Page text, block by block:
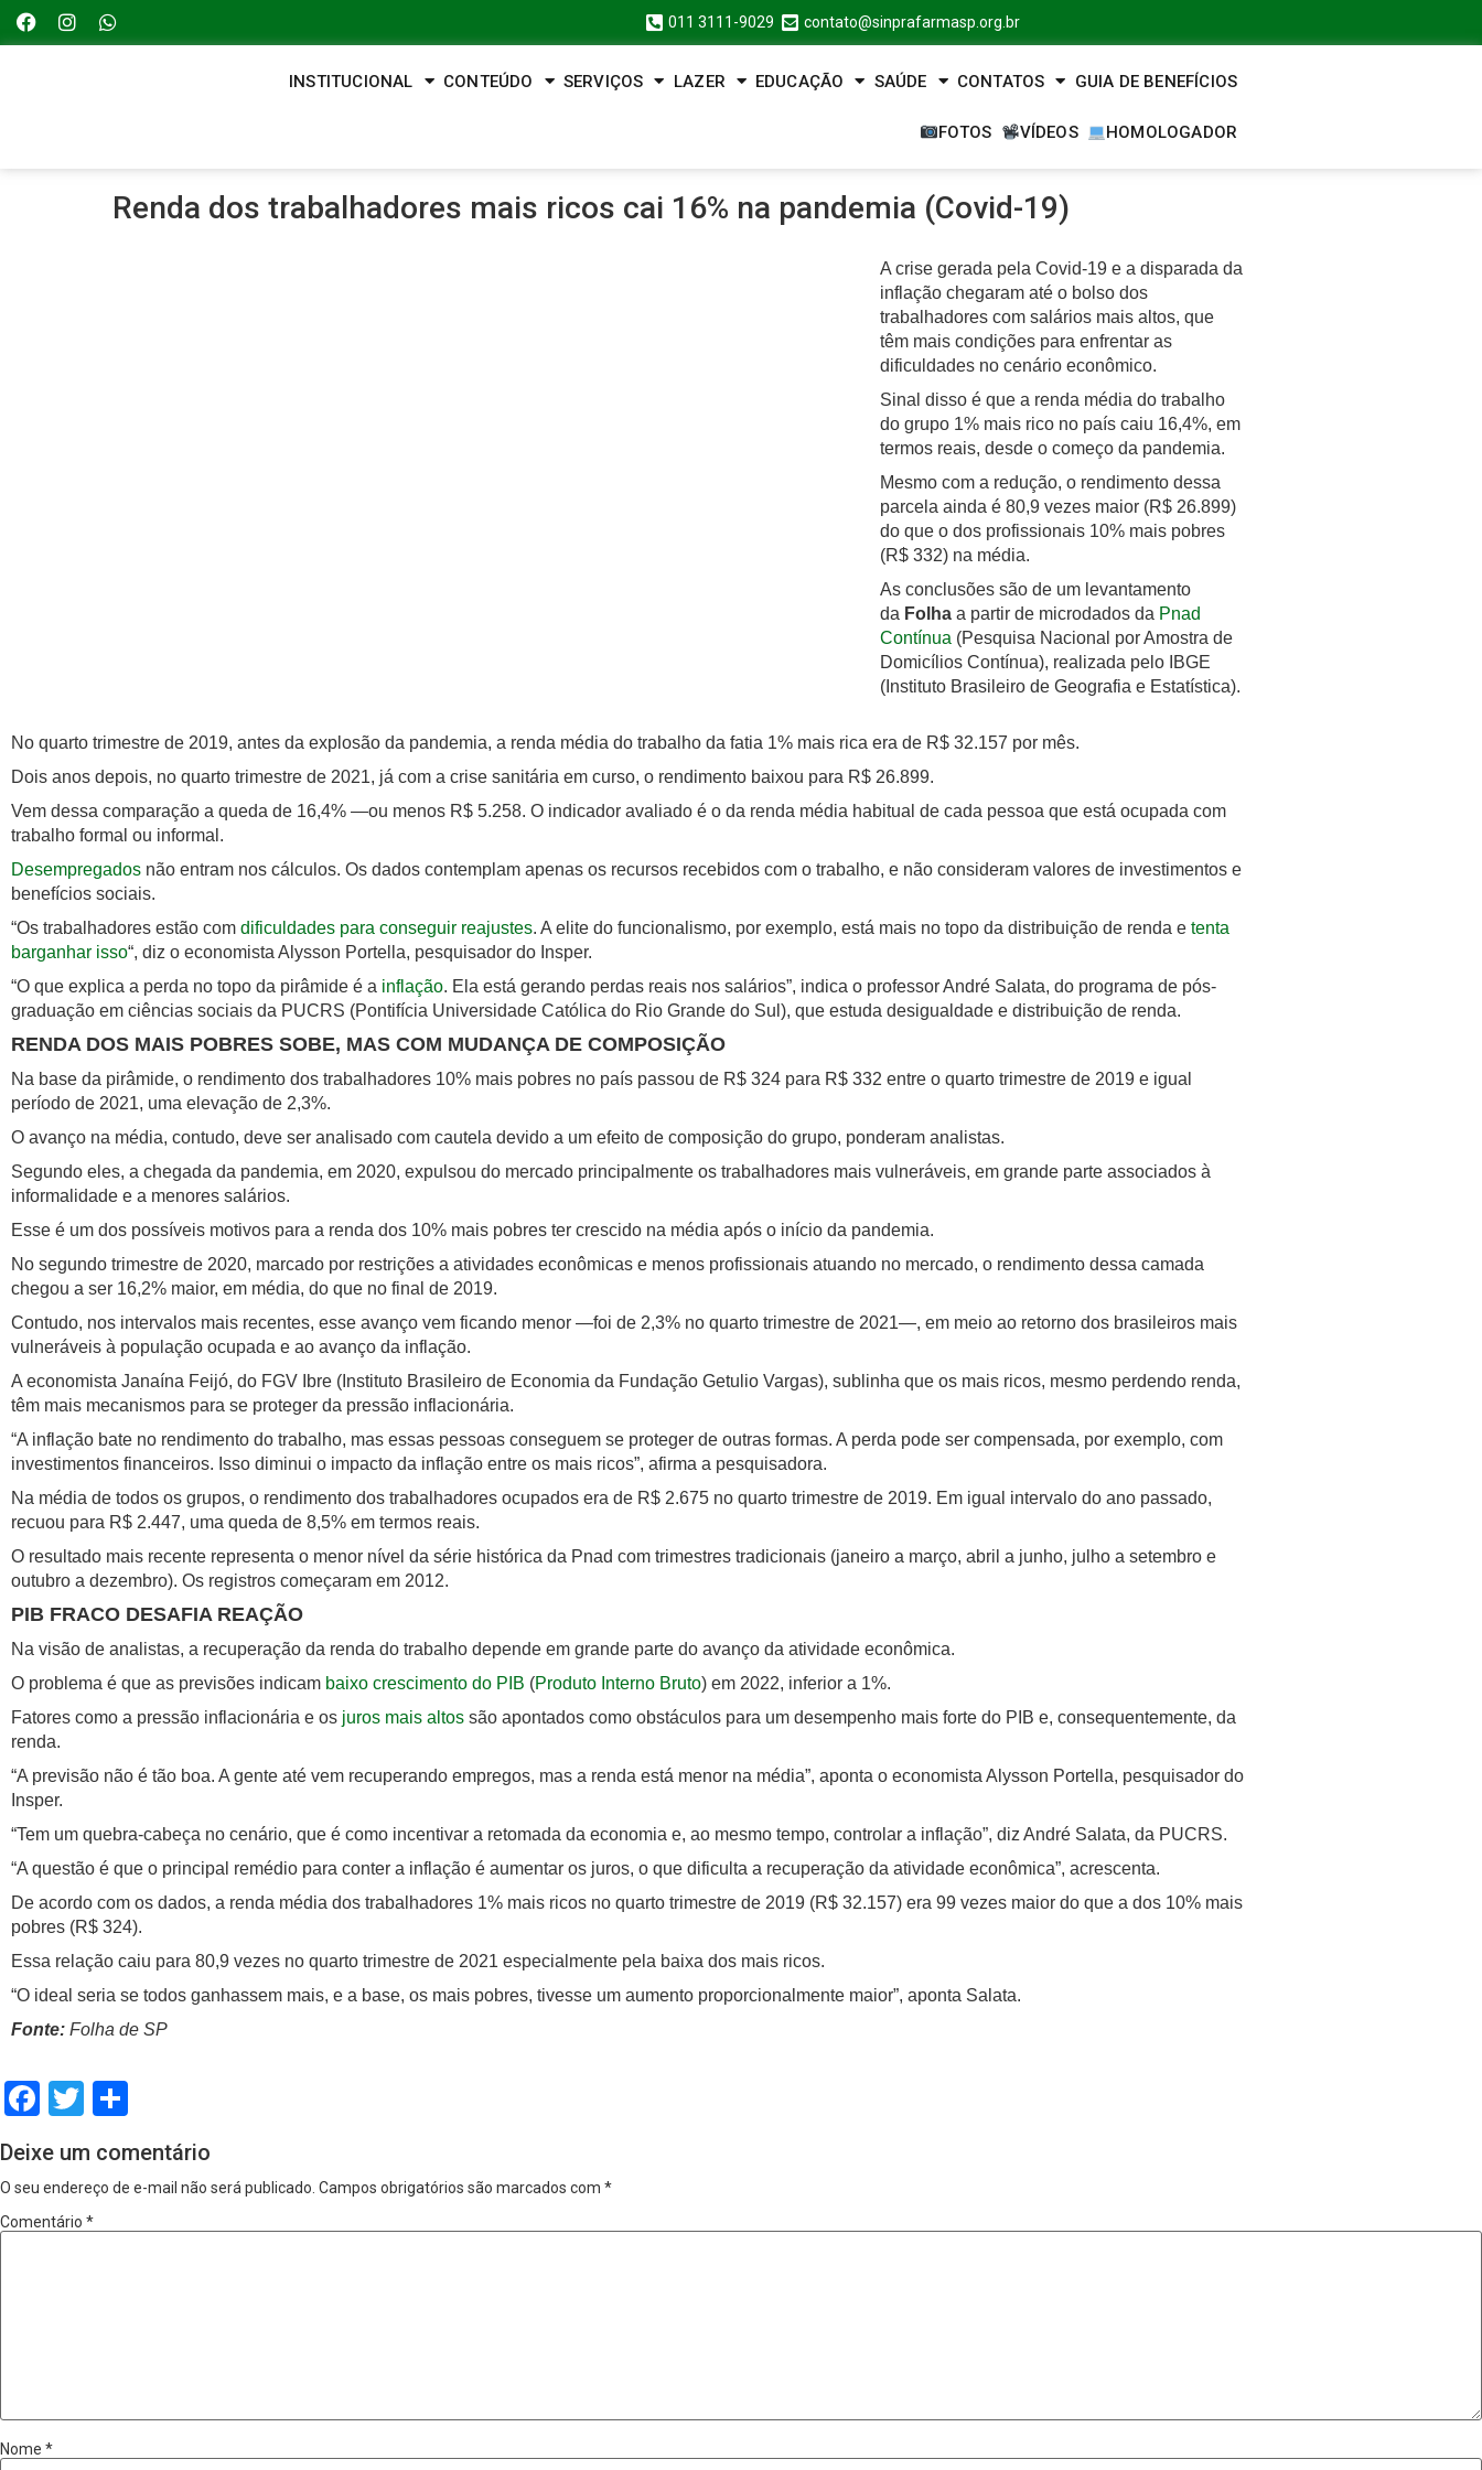
011 3111-9029 contato@sinprafarmasp.org.br
INSTITUCIONAL CONTEÚDO SERVIÇOS LAZER EDUCAÇÃO SAÚDE CONTATOS GUIA DE BENEFÍCIOS
FOTOS VÍDEOS HOMOLOGADOR
Renda dos trabalhadores mais ricos cai 16% na pandemia (Covid-19)
A crise gerada pela Covid-19 e a disparada da
inflação chegaram até o bolso dos
trabalhadores com salários mais altos, que
têm mais condições para enfrentar as
dificuldades no cenário econômico.
Sinal disso é que a renda média do trabalho
do grupo 1% mais rico no país caiu 16,4%, em
termos reais, desde o começo da pandemia.
Mesmo com a redução, o rendimento dessa
parcela ainda é 80,9 vezes maior (R$ 26.899)
do que o dos profissionais 10% mais pobres
(R$ 332) na média.
As conclusões são de um levantamento
da Folha a partir de microdados da Pnad
Contínua (Pesquisa Nacional por Amostra de
Domicílios Contínua), realizada pelo IBGE
(Instituto Brasileiro de Geografia e Estatística).
No quarto trimestre de 2019, antes da explosão da pandemia, a renda média do trabalho da fatia 1% mais rica era de R$ 32.157 por mês.
Dois anos depois, no quarto trimestre de 2021, já com a crise sanitária em curso, o rendimento baixou para R$ 26.899.
Vem dessa comparação a queda de 16,4% —ou menos R$ 5.258. O indicador avaliado é o da renda média habitual de cada pessoa que está ocupada com
trabalho formal ou informal.
Desempregados não entram nos cálculos. Os dados contemplam apenas os recursos recebidos com o trabalho, e não consideram valores de investimentos e
benefícios sociais.
“Os trabalhadores estão com dificuldades para conseguir reajustes. A elite do funcionalismo, por exemplo, está mais no topo da distribuição de renda e tenta
barganhar isso“, diz o economista Alysson Portella, pesquisador do Insper.
“O que explica a perda no topo da pirâmide é a inflação. Ela está gerando perdas reais nos salários”, indica o professor André Salata, do programa de pós-
graduação em ciências sociais da PUCRS (Pontifícia Universidade Católica do Rio Grande do Sul), que estuda desigualdade e distribuição de renda.
RENDA DOS MAIS POBRES SOBE, MAS COM MUDANÇA DE COMPOSIÇÃO
Na base da pirâmide, o rendimento dos trabalhadores 10% mais pobres no país passou de R$ 324 para R$ 332 entre o quarto trimestre de 2019 e igual
período de 2021, uma elevação de 2,3%.
O avanço na média, contudo, deve ser analisado com cautela devido a um efeito de composição do grupo, ponderam analistas.
Segundo eles, a chegada da pandemia, em 2020, expulsou do mercado principalmente os trabalhadores mais vulneráveis, em grande parte associados à
informalidade e a menores salários.
Esse é um dos possíveis motivos para a renda dos 10% mais pobres ter crescido na média após o início da pandemia.
No segundo trimestre de 2020, marcado por restrições a atividades econômicas e menos profissionais atuando no mercado, o rendimento dessa camada
chegou a ser 16,2% maior, em média, do que no final de 2019.
Contudo, nos intervalos mais recentes, esse avanço vem ficando menor —foi de 2,3% no quarto trimestre de 2021—, em meio ao retorno dos brasileiros mais
vulneráveis à população ocupada e ao avanço da inflação.
A economista Janaína Feijó, do FGV Ibre (Instituto Brasileiro de Economia da Fundação Getulio Vargas), sublinha que os mais ricos, mesmo perdendo renda,
têm mais mecanismos para se proteger da pressão inflacionária.
“A inflação bate no rendimento do trabalho, mas essas pessoas conseguem se proteger de outras formas. A perda pode ser compensada, por exemplo, com
investimentos financeiros. Isso diminui o impacto da inflação entre os mais ricos”, afirma a pesquisadora.
Na média de todos os grupos, o rendimento dos trabalhadores ocupados era de R$ 2.675 no quarto trimestre de 2019. Em igual intervalo do ano passado,
recuou para R$ 2.447, uma queda de 8,5% em termos reais.
O resultado mais recente representa o menor nível da série histórica da Pnad com trimestres tradicionais (janeiro a março, abril a junho, julho a setembro e
outubro a dezembro). Os registros começaram em 2012.
​PIB FRACO DESAFIA REAÇÃO
Na visão de analistas, a recuperação da renda do trabalho depende em grande parte do avanço da atividade econômica.
O problema é que as previsões indicam baixo crescimento do PIB (Produto Interno Bruto) em 2022, inferior a 1%.
Fatores como a pressão inflacionária e os juros mais altos são apontados como obstáculos para um desempenho mais forte do PIB e, consequentemente, da
renda.
“A previsão não é tão boa. A gente até vem recuperando empregos, mas a renda está menor na média”, aponta o economista Alysson Portella, pesquisador do
Insper.
“Tem um quebra-cabeça no cenário, que é como incentivar a retomada da economia e, ao mesmo tempo, controlar a inflação”, diz André Salata, da PUCRS.
“A questão é que o principal remédio para conter a inflação é aumentar os juros, o que dificulta a recuperação da atividade econômica”, acrescenta.
De acordo com os dados, a renda média dos trabalhadores 1% mais ricos no quarto trimestre de 2019 (R$ 32.157) era 99 vezes maior do que a dos 10% mais
pobres (R$ 324).
Essa relação caiu para 80,9 vezes no quarto trimestre de 2021 especialmente pela baixa dos mais ricos.
“O ideal seria se todos ganhassem mais, e a base, os mais pobres, tivesse um aumento proporcionalmente maior”, aponta Salata.
Fonte: Folha de SP
Facebook
Twitter
Deixe um comentário
O seu endereço de e-mail não será publicado. Campos obrigatórios são marcados com *
Comentário *
Nome *